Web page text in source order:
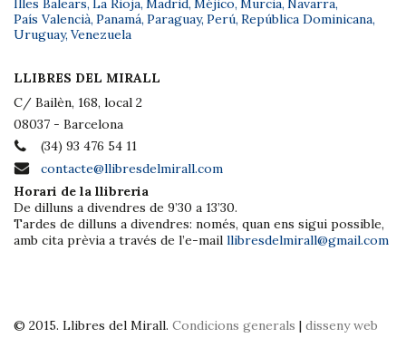
Illes Balears, La Rioja, Madrid, Méjico, Murcia, Navarra,
País Valencià, Panamá, Paraguay, Perú, República Dominicana,
Uruguay, Venezuela
LLIBRES DEL MIRALL
C/ Bailèn, 168, local 2
08037 - Barcelona
(34) 93 476 54 11
contacte@llibresdelmirall.com
Horari de la llibreria
De dilluns a divendres de 9’30 a 13’30.
Tardes de dilluns a divendres: només, quan ens sigui possible,
amb cita prèvia a través de l’e-mail llibresdelmirall@gmail.com
© 2015. Llibres del Mirall. Condicions generals | disseny web